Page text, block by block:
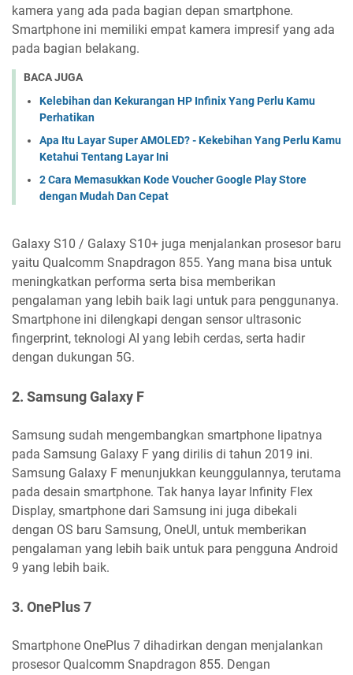
kamera yang ada pada bagian depan smartphone.
Smartphone ini memiliki empat kamera impresif yang ada
pada bagian belakang.
BACA JUGA
Kelebihan dan Kekurangan HP Infinix Yang Perlu Kamu
Perhatikan
Apa Itu Layar Super AMOLED? - Kekebihan Yang Perlu Kamu
Ketahui Tentang Layar Ini
2 Cara Memasukkan Kode Voucher Google Play Store
dengan Mudah Dan Cepat
Galaxy S10 / Galaxy S10+ juga menjalankan prosesor baru
yaitu Qualcomm Snapdragon 855. Yang mana bisa untuk
meningkatkan performa serta bisa memberikan
pengalaman yang lebih baik lagi untuk para penggunanya.
Smartphone ini dilengkapi dengan sensor ultrasonic
fingerprint, teknologi AI yang lebih cerdas, serta hadir
dengan dukungan 5G.
2. Samsung Galaxy F
Samsung sudah mengembangkan smartphone lipatnya
pada Samsung Galaxy F yang dirilis di tahun 2019 ini.
Samsung Galaxy F menunjukkan keunggulannya, terutama
pada desain smartphone. Tak hanya layar Infinity Flex
Display, smartphone dari Samsung ini juga dibekali
dengan OS baru Samsung, OneUI, untuk memberikan
pengalaman yang lebih baik untuk para pengguna Android
9 yang lebih baik.
3. OnePlus 7
Smartphone OnePlus 7 dihadirkan dengan menjalankan
prosesor Qualcomm Snapdragon 855. Dengan